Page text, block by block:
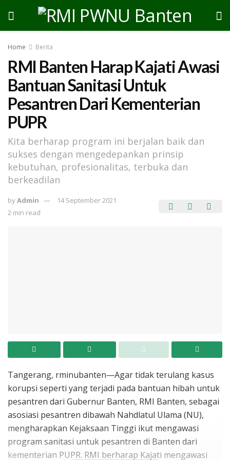
Home Berita
RMI Banten Harap Kajati Awasi
Bantuan Sanitasi Untuk
Pesantren Dari Kementerian
PUPR
Kita berharap program ini berjalan baik dan
sukses dengan mengedepankan prinsip
kebutuhan, profesionalitas, terbuka dan
berkeadilan
byAdmin
14 September 2021
2 min read
Tangerang, rminubanten—Agar tidak terulang kasus
korupsi seperti yang terjadi pada bantuan hibah untuk
pesantren dari Gubernur Banten, RMI Banten, sebagai
asosiasi pesantren dibawah Nahdlatul Ulama (NU),
mengharapkan Kejaksaan Tinggi ikut mengawasi
program sanitasi untuk pesantren di Banten dari
kementerian PUPR. RMI berharap Kajati mengawasi